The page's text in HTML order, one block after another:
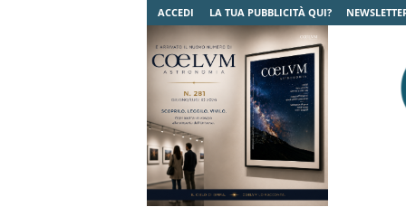
ACCEDI LA TUA PUBBLICITÀ QUI?